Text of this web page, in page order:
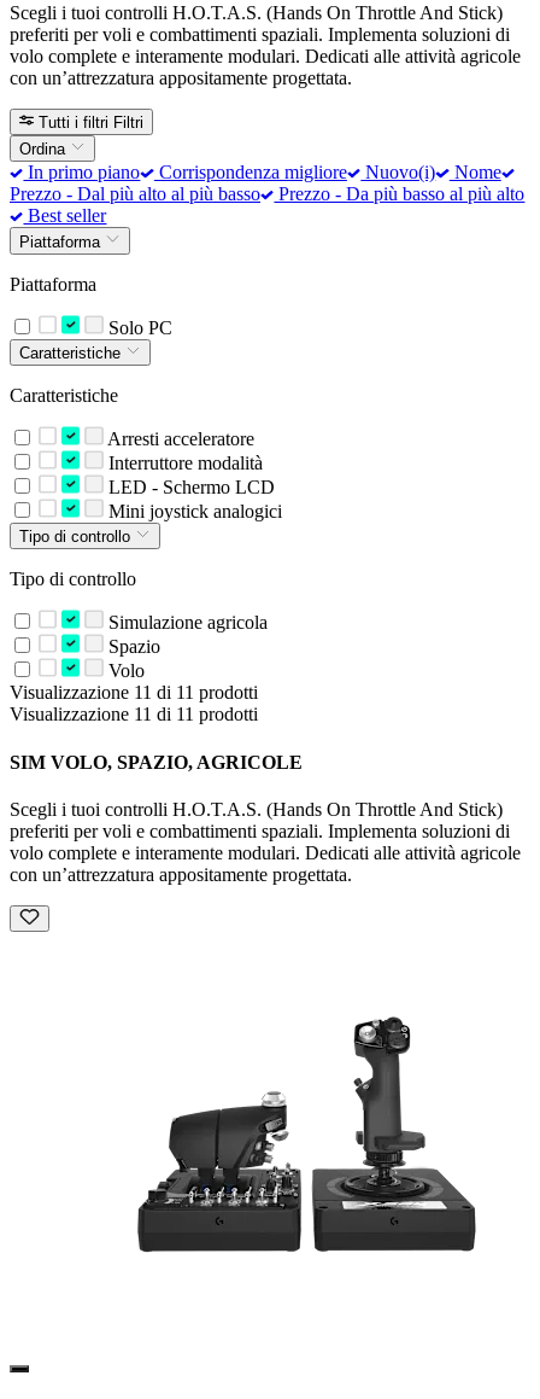
Scegli i tuoi controlli H.O.T.A.S. (Hands On Throttle And Stick)
preferiti per voli e combattimenti spaziali. Implementa soluzioni di
volo complete e interamente modulari. Dedicati alle attività agricole
con un’attrezzatura appositamente progettata.
Tutti i filtri Filtri
Ordina
In primo piano Corrispondenza migliore Nuovo(i)
Nome
Prezzo - Dal più alto al più basso
Prezzo - Da più basso al più alto
Best seller
Piattaforma
Piattaforma
Solo PC
Caratteristiche
Caratteristiche
Arresti acceleratore
Interruttore modalità
LED - Schermo LCD
Mini joystick analogici
Tipo di controllo
Tipo di controllo
Simulazione agricola
Spazio
Volo
Visualizzazione 11 di 11 prodotti
Visualizzazione 11 di 11 prodotti
SIM VOLO, SPAZIO, AGRICOLE
Scegli i tuoi controlli H.O.T.A.S. (Hands On Throttle And Stick)
preferiti per voli e combattimenti spaziali. Implementa soluzioni di
volo complete e interamente modulari. Dedicati alle attività agricole
con un’attrezzatura appositamente progettata.